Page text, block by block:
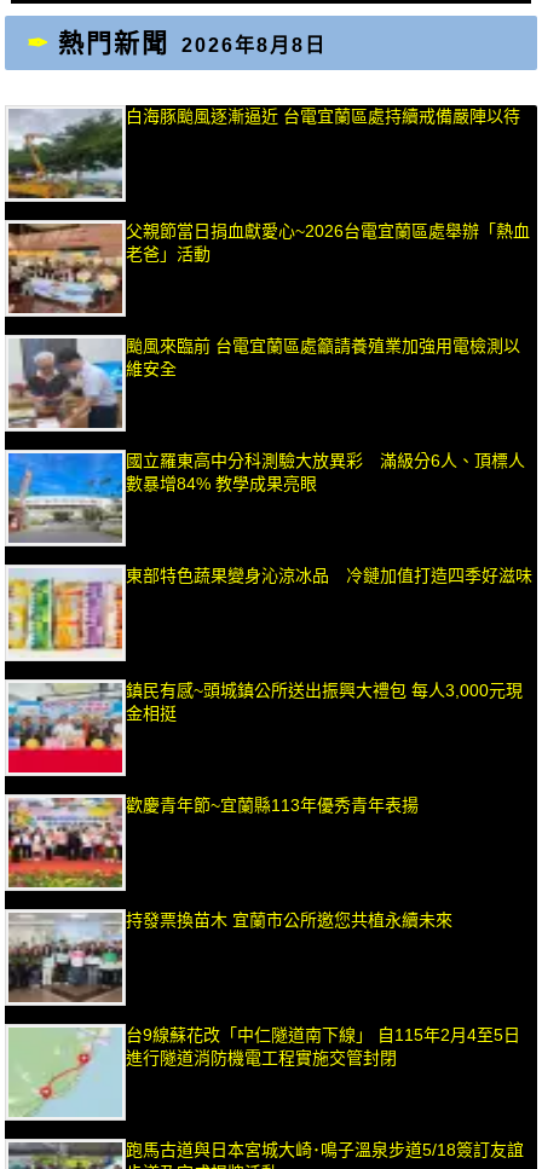
熱門新聞 2026年8月8日
白海豚颱風逐漸逼近 台電宜蘭區處持續戒備嚴陣以待
父親節當日捐血獻愛心~2026台電宜蘭區處舉辦「熱血
老爸」活動
颱風來臨前 台電宜蘭區處籲請養殖業加強用電檢測以
維安全
國立羅東高中分科測驗大放異彩 滿級分6人、頂標人
數暴增84% 教學成果亮眼
東部特色蔬果變身沁涼冰品 冷鏈加值打造四季好滋味
鎮民有感~頭城鎮公所送出振興大禮包 每人3,000元現
金相挺
歡慶青年節~宜蘭縣113年優秀青年表揚
持發票換苗木 宜蘭市公所邀您共植永續未來
台9線蘇花改「中仁隧道南下線」 自115年2月4至5日
進行隧道消防機電工程實施交管封閉
跑馬古道與日本宮城大崎･鳴子溫泉步道5/18簽訂友誼